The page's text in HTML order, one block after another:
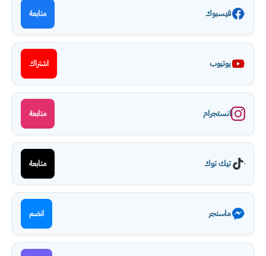
فيسبوك متابعة
يوتيوب اشتراك
انستجرام متابعة
تيك توك متابعة
ماسنجر انضم